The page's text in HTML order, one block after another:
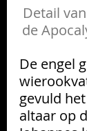
Detail
de
De engel
gevuld
altaar op